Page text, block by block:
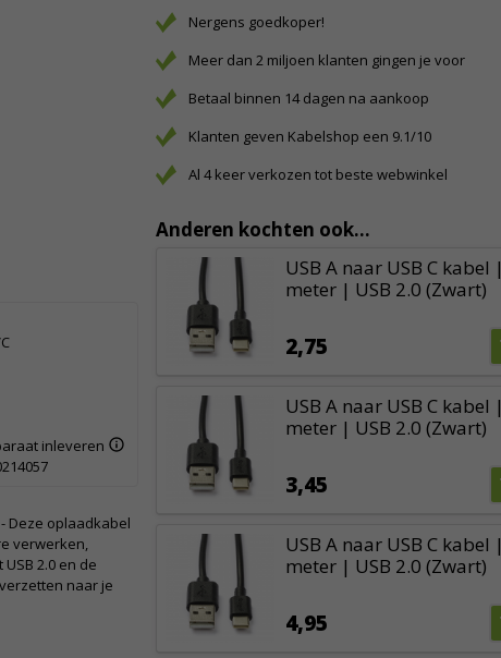
inleveren
- Deze oplaadkabel
verwerken,
2.0 en de
naar je
Nergens goedkoper!
Meer dan 2 miljoen klanten gingen je voor
Betaal binnen 14 dagen na aankoop
Klanten geven Kabelshop een 9.1/10
Al 4 keer verkozen tot beste webwinkel
Anderen kochten ook...
USB A naar USB C kabel
meter | USB 2.0 (Zwart)
2,75
USB A naar USB C kabel
meter | USB 2.0 (Zwart)
3,45
USB A naar USB C kabel
meter | USB 2.0 (Zwart)
4,95